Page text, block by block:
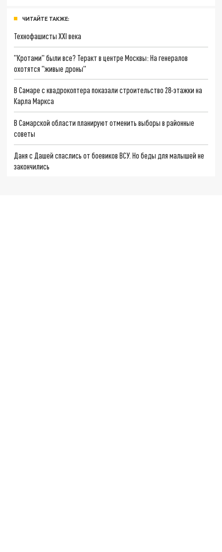
ЧИТАЙТЕ ТАКЖЕ:
Технофашисты XXI века
"Кротами" были все? Теракт в центре Москвы: На генералов
охотятся "живые дроны"
В Самаре с квадрокоптера показали строительство 28-этажки на
Карла Маркса
В Самарской области планируют отменить выборы в районные
советы
Даня с Дашей спаслись от боевиков ВСУ. Но беды для малышей не
закончились